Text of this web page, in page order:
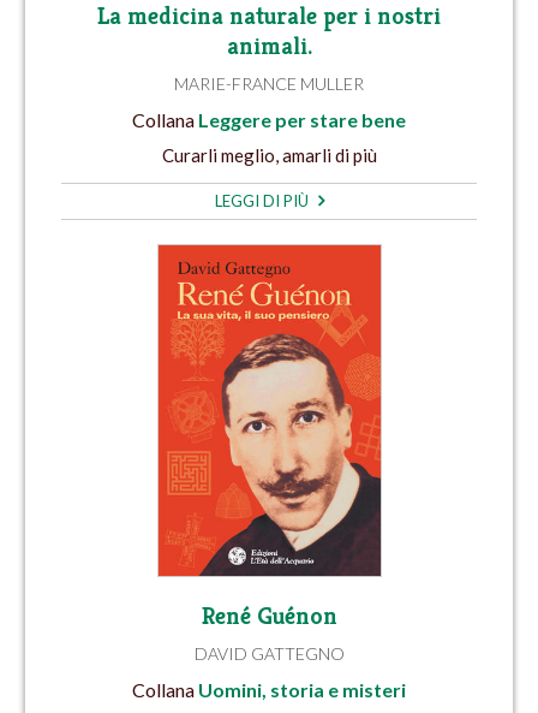
La medicina naturale per i nostri
animali.
MARIE-FRANCE MULLER
Collana Leggere per stare bene
Curarli meglio, amarli di più
LEGGI DI PIÙ
René Guénon
DAVID GATTEGNO
Collana Uomini, storia e misteri